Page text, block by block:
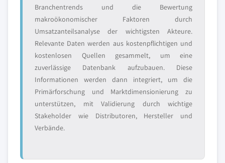
Branchentrends und die Bewertung
makroökonomischer Faktoren durch
Umsatzanteilsanalyse der wichtigsten Akteure.
Relevante Daten werden aus kostenpflichtigen und
kostenlosen Quellen gesammelt, um eine
zuverlässige Datenbank aufzubauen. Diese
Informationen werden dann integriert, um die
Primärforschung und Marktdimensionierung zu
unterstützen, mit Validierung durch wichtige
Stakeholder wie Distributoren, Hersteller und
Verbände.